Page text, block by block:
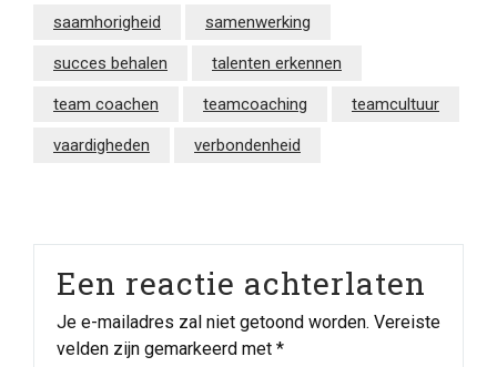
saamhorigheid samenwerking
succes behalen talenten erkennen
team coachen teamcoaching teamcultuur
vaardigheden verbondenheid
Een reactie achterlaten
Je e-mailadres zal niet getoond worden. Vereiste
velden zijn gemarkeerd met *